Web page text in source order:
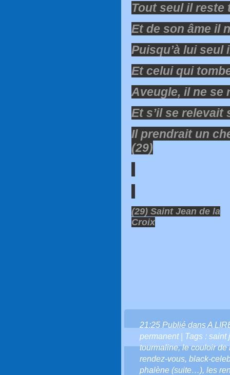
Tout seul il reste
Et de son âme il
Puisqu’à lui seul
Et celui qui
Aveugle, il ne se
Et s’il se relevait
Il prendrait un
(29)
(29) Saint Jean de la
Croix
21:25 Publié dansA
permanent| Tags : saint
tourmaline,le couloir de
rendez-vous, black-
phalène (suite…), les